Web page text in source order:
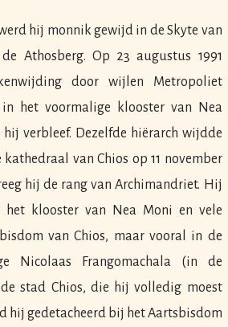
hij monnik gewijd in de Skyte van
Athosberg. Op 23 augustus 1991
door wijlen Metropoliet
in het voormalige klooster van Nea
hij verbleef. Dezelfde hiërarch wijdde
van Chios op 11 november
hij de rang van Archimandriet. Hij
klooster van Nea Moni en vele
van Chios, maar vooral in de
Nicolaas Frangomachala (in de
stad Chios, die hij volledig moest
hij gedetacheerd bij het Aartsbisdom